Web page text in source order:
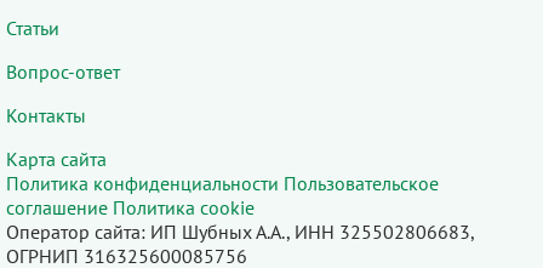
Статьи
Вопрос-ответ
Контакты
Карта сайта
Политика конфиденциальности Пользовательское
соглашение Политика cookie
Оператор сайта: ИП Шубных А.А., ИНН 325502806683,
ОГРНИП 316325600085756